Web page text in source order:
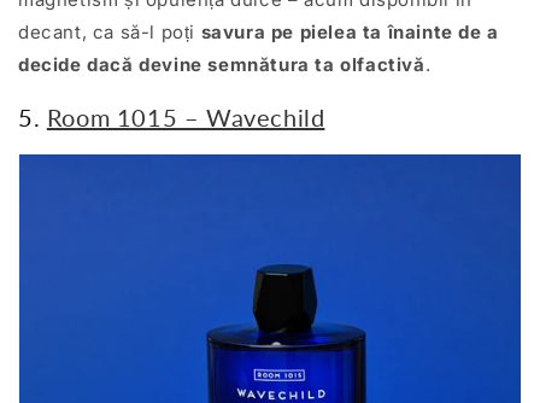
decant, ca să-l poți savura pe pielea ta înainte de a
decide dacă devine semnătura ta olfactivă.
5. Room 1015 – Wavechild